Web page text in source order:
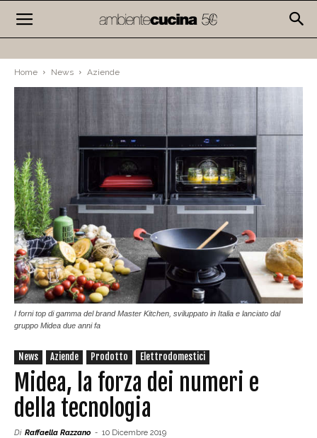
Home News Aziende
I forni top di gamma del brand Master Kitchen, sviluppato in Italia e lanciato dal
gruppo Midea due anni fa
News Aziende Prodotto Elettrodomestici
Midea, la forza dei numeri e
della tecnologia
Di Raffaella Razzano - 10 Dicembre 2019